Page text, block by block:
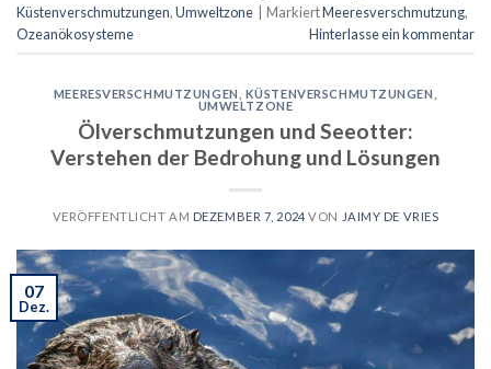
Küstenverschmutzungen,Umweltzone MarkiertMeeresverschmutzung,
Ozeanökosysteme
Hinterlasse ein kommentar
MEERESVERSCHMUTZUNGEN KÜSTENVERSCHMUTZUNGEN
UMWELTZONE
Ölverschmutzungen und Seeotter:
Verstehen der Bedrohung und Lösungen
VERÖFFENTLICHT AM DEZEMBER 7, 2024 VON JAIMY DE VRIES
07
Dez.